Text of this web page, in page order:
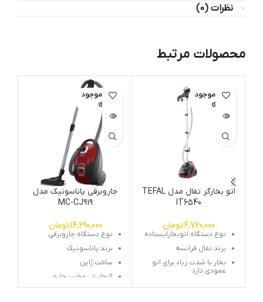
نظرات (0)
محصولات مرتبط
اتمام موجود
ی
اتو بخارگر تفال مدل TEFAL
IT6540
4,720,000تومان
نوع دستگاه:اتوبخارایستاده
برند:تفال فرانسه
بخار با شدت زیاد برای اتو
عمودی:دارد
چوب لباسی برای لباسهای
اتمام موجود
ی
جاروبرقی پاناسونیک مدل
MC-CJ919
14,290,000تومان
نوع دستگاه:جاروبرقی
برند:پاناسونیک
ساخت:ژاپن
گنجایش مخزن جارو
برقی:6لیتر